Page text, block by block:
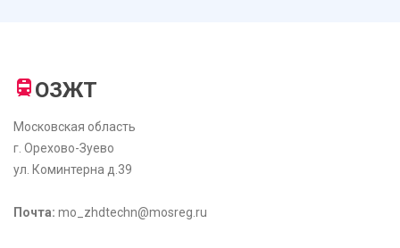
ОЗЖТ
Московская область
г. Орехово-Зуево
ул. Коминтерна д.39
Почта: mo_zhdtechn@mosreg.ru